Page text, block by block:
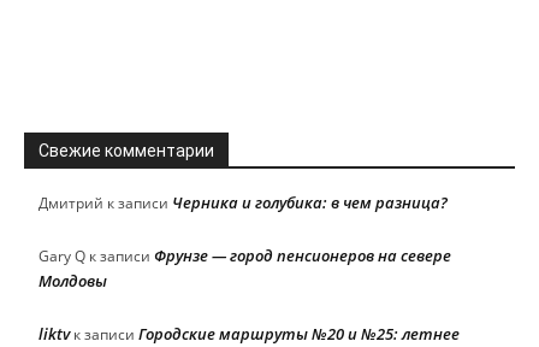
Свежие комментарии
Дмитрий к записи Черника и голубика: в чем разница?
Gary Q к записи Фрунзе — город пенсионеров на севере
Молдовы
liktvк записи Городские маршруты №20 и №25: летнее